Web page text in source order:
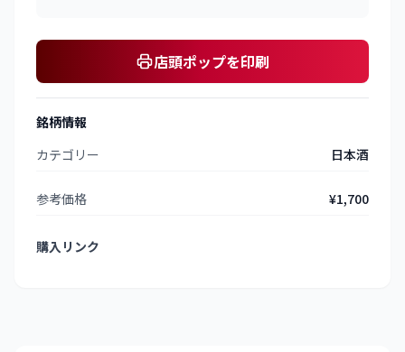
店頭ポップを印刷
銘柄情報
カテゴリー
日本酒
参考価格 ¥1,700
購入リンク